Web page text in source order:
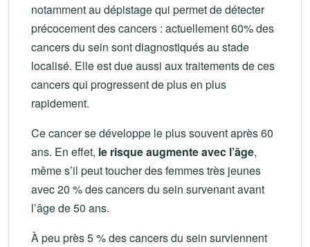
notamment au dépistage qui permet de détecter
précocement des cancers : actuellement 60% des
cancers du sein sont diagnostiqués au stade
localisé. Elle est due aussi aux traitements de ces
cancers qui progressent de plus en plus
rapidement.
Ce cancer se développe le plus souvent après 60
ans. En effet, le risque augmente avec l’âge,
même s’il peut toucher des femmes très jeunes
avec 20 % des cancers du sein survenant avant
l’âge de 50 ans.
À peu près 5 % des cancers du sein surviennent